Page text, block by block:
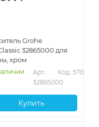
Grohe
32865000 для
хром
Арт.:
32865000
Код: 57045
Купить